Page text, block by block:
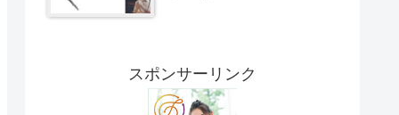
スポンサーリンク